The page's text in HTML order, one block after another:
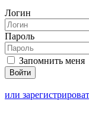
Логин
Пароль
Запомнить меня
или